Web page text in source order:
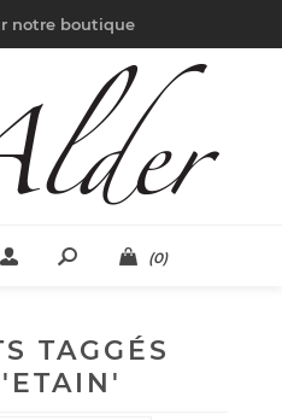
notre boutique
(0)
TAGGÉS